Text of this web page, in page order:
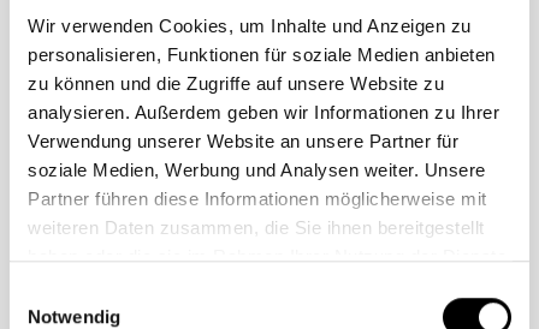
Wir verwenden Cookies, um Inhalte und Anzeigen zu
personalisieren, Funktionen für soziale Medien anbieten
zu können und die Zugriffe auf unsere Website zu
analysieren. Außerdem geben wir Informationen zu Ihrer
Verwendung unserer Website an unsere Partner für
soziale Medien, Werbung und Analysen weiter. Unsere
Partner führen diese Informationen möglicherweise mit
weiteren Daten zusammen, die Sie ihnen bereitgestellt
haben oder die sie im Rahmen Ihrer Nutzung der Dienste
Notwendig
Ausgezeichnet: Kienast
Unternehmensgruppe gehört zu
den besten Arbeitgebern im Handel
2025
Große Ehre für die Kienast Unternehmensgruppe:
wurde das Familienunternehmen als einer der
„Besten